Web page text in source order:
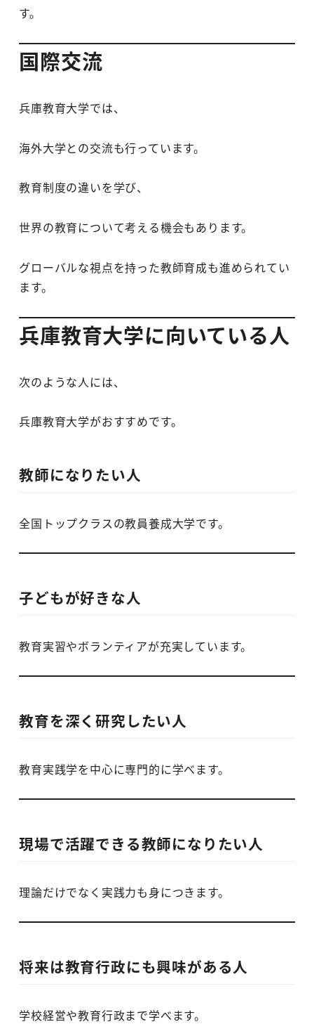
す。
国際交流
兵庫教育大学では、
海外大学との交流も行っています。
教育制度の違いを学び、
世界の教育について考える機会もあります。
グローバルな視点を持った教師育成も進められてい
ます。
兵庫教育大学に向いている人
次のような人には、
兵庫教育大学がおすすめです。
教師になりたい人
全国トップクラスの教員養成大学です。
子どもが好きな人
教育実習やボランティアが充実しています。
教育を深く研究したい人
教育実践学を中心に専門的に学べます。
現場で活躍できる教師になりたい人
理論だけでなく実践力も身につきます。
将来は教育行政にも興味がある人
学校経営や教育行政まで学べます。